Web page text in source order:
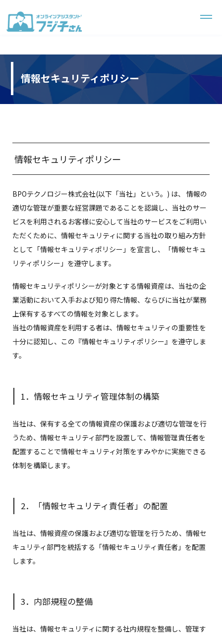
情報セキュリティポリシー
情報セキュリティポリシー
BPOテクノロジー株式会社(以下「当社」という。) は、 情報の
適切な管理が重要な経営課題であることを認識し、当社のサー
ビスを利用されるお客様に安心して当社のサービスをご利用い
ただくために、情報セキュリティに関する当社の取り組み方針
として「情報セキュリティポリシー」を宣言し、「情報セキュ
リティポリシー」を遵守します。
情報セキュリティポリシーが対象とする情報資産は、当社の企
業活動において入手および知り得た情報、ならびに当社が業務
上保有するすべての情報を対象とします。
当社の情報資産を利用する者は、情報セキュリティの重要性を
十分に認知し、この『情報セキュリティポリシー』を遵守しま
す。
1．情報セキュリティ管理体制の構築
当社は、保有する全ての情報資産の保護および適切な管理を行
うため、情報セキュリティ部門を設置して、情報管理責任者を
配置することで情報セキュリティ対策をすみやかに実施できる
体制を構築します。
2．「情報セキュリティ責任者」の配置
当社は、情報資産の保護および適切な管理を行うため、情報セ
キュリティ部門を統括する「情報セキュリティ責任者」を配置
します。
3．内部規程の整備
当社は、情報セキュリティに関する社内規程を整備し、管理す